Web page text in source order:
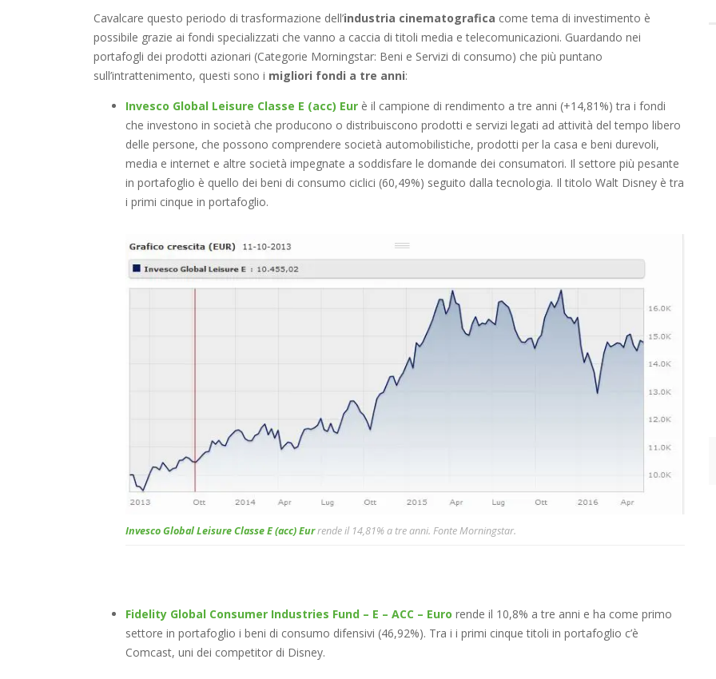
Cavalcare questo periodo di trasformazione dell’industria cinematografica come tema di investimento è
possibile grazie ai fondi specializzati che vanno a caccia di titoli media e telecomunicazioni. Guardando nei
portafogli dei prodotti azionari (Categorie Morningstar: Beni e Servizi di consumo) che più puntano
sull’intrattenimento, questi sono i migliori fondi a tre anni:
Invesco Global Leisure Classe E (acc) Eur è il campione di rendimento a tre anni (+14,81%) tra i fondi
che investono in società che producono o distribuiscono prodotti e servizi legati ad attività del tempo libero
delle persone, che possono comprendere società automobilistiche, prodotti per la casa e beni durevoli,
media e internet e altre società impegnate a soddisfare le domande dei consumatori. Il settore più pesante
in portafoglio è quello dei beni di consumo ciclici (60,49%) seguito dalla tecnologia. Il titolo Walt Disney è tra
i primi cinque in portafoglio.
Invesco Global Leisure Classe E (acc) Eurrende il 14,81% a tre anni. Fonte Morningstar.
Fidelity Global Consumer Industries Fund – E – ACC – Euro rende il 10,8% a tre anni e ha come primo
settore in portafoglio i beni di consumo difensivi (46,92%). Tra i i primi cinque titoli in portafoglio c’è
Comcast, uni dei competitor di Disney.